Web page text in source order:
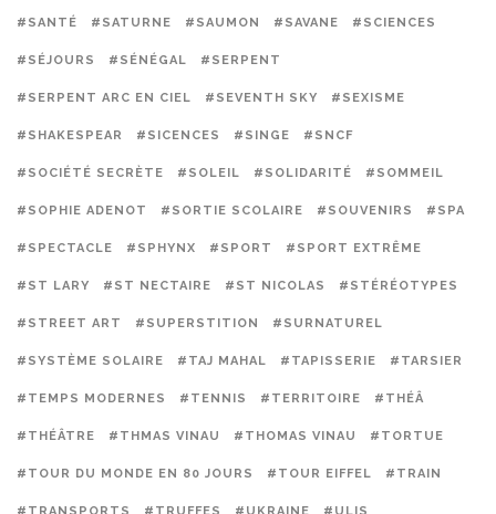
#SANTÉ #SATURNE #SAUMON #SAVANE #SCIENCES
#SÉJOURS #SÉNÉGAL #SERPENT
#SERPENT ARC EN CIEL #SEVENTH SKY #SEXISME
#SHAKESPEAR #SICENCES #SINGE #SNCF
#SOCIÉTÉ SECRÈTE #SOLEIL #SOLIDARITÉ #SOMMEIL
#SOPHIE ADENOT #SORTIE SCOLAIRE #SOUVENIRS #SPA
#SPECTACLE #SPHYNX #SPORT #SPORT EXTRÊME
#ST LARY #ST NECTAIRE #ST NICOLAS #STÉRÉOTYPES
#STREET ART #SUPERSTITION #SURNATUREL
#SYSTÈME SOLAIRE #TAJ MAHAL #TAPISSERIE #TARSIER
#TEMPS MODERNES #TENNIS #TERRITOIRE #THÉÂ
#THÉÂTRE #THMAS VINAU #THOMAS VINAU #TORTUE
#TOUR DU MONDE EN 80 JOURS #TOUR EIFFEL #TRAIN